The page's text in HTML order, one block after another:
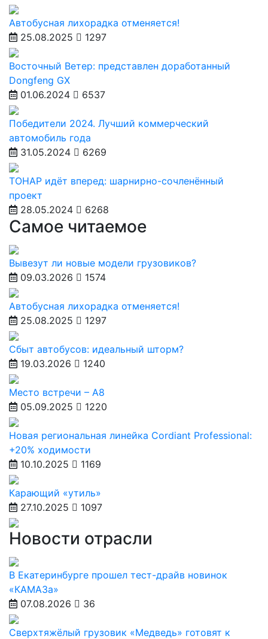
Автобусная лихорадка отменяется!
25.08.2025
1297
Восточный Ветер: представлен доработанный
Dongfeng GX
01.06.2024
6537
Победители 2024. Лучший коммерческий
автомобиль года
31.05.2024
6269
ТОНАР идёт вперед: шарнирно-сочленённый
проект
28.05.2024
6268
Самое читаемое
Вывезут ли новые модели грузовиков?
09.03.2026
1574
Автобусная лихорадка отменяется!
25.08.2025
1297
Сбыт автобусов: идеальный шторм?
19.03.2026
1240
Место встречи – А8
05.09.2025
1220
Новая региональная линейка Cordiant Professional:
+20% ходимости
10.10.2025
1169
Карающий «утиль»
27.10.2025
1097
Новости отрасли
В Екатеринбурге прошел тест-драйв новинок
«КАМАЗа»
07.08.2026
36
Сверхтяжёлый грузовик «Медведь» готовят к